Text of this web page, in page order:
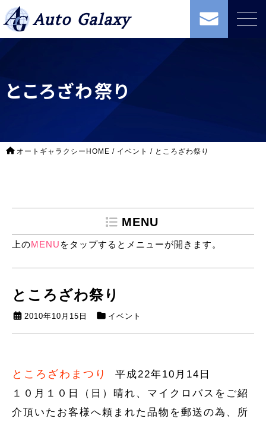
Auto Galaxy
ところざわ祭り
オートギャラクシーHOME / イベント / ところざわ祭り
MENU
上のMENU をタップするとメニューが開きます。
ところざわ祭り
2010年10月15日 イベント
ところざわまつり 平成22年10月14日
１０月１０日（日）晴れ、マイクロバスをご紹
介頂いたお客様へ頼まれた品物を郵送の為、所